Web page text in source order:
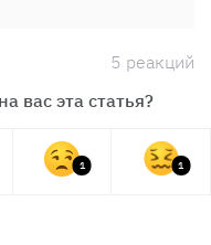
5 реакций
вас эта статья?
1 1